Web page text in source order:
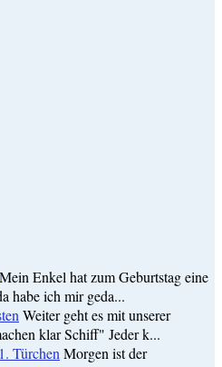
Mein Enkel hat zum Geburtstag eine
habe ich mir geda...
Weiter geht es mit unserer
klar Schiff" Jeder k...
Türchen Morgen ist der